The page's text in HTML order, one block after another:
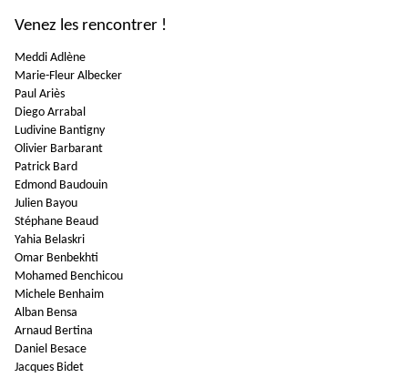
Venez les rencontrer !
Meddi Adlène
Marie-Fleur Albecker
Paul Ariès
Diego Arrabal
Ludivine Bantigny
Olivier Barbarant
Patrick Bard
Edmond Baudouin
Julien Bayou
Stéphane Beaud
Yahia Belaskri
Omar Benbekhti
Mohamed Benchicou
Michele Benhaim
Alban Bensa
Arnaud Bertina
Daniel Besace
Jacques Bidet